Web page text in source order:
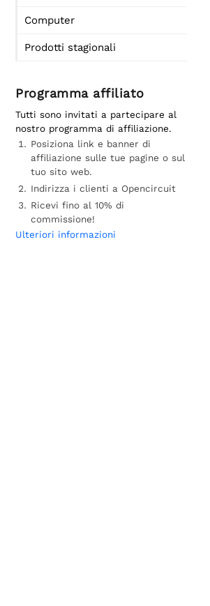
Computer
Prodotti stagionali
Programma affiliato
Tutti sono invitati a partecipare al
nostro programma di affiliazione.
Posiziona link e banner di
affiliazione sulle tue pagine o sul
tuo sito web.
Indirizza i clienti a Opencircuit
Ricevi fino al 10% di
commissione!
Ulteriori informazioni